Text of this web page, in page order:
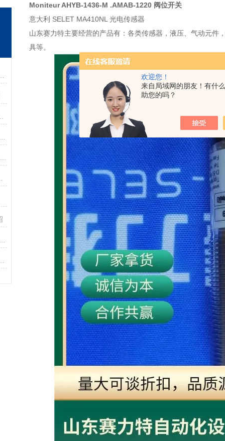
欢迎您！
来自局域网的朋友！有什
助您的吗？
Moniteur AHYB-1436-M .AMAB-1220 阀位开关
意大利 SELET MA410NL 光电传感器
山东赛力特主要经营的产品有：各类传感器，液压、气动元件
具等。